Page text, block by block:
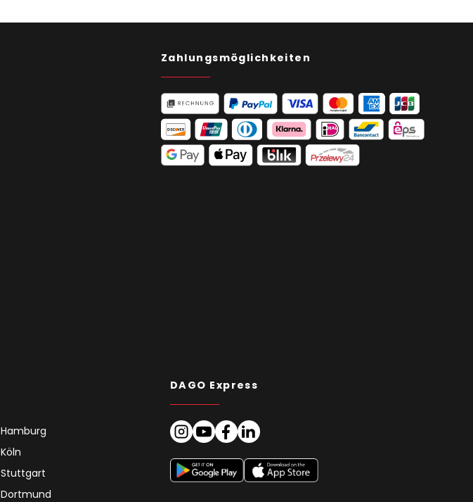
Zahlungsmöglichkeiten
Hamburg
Köln
Stuttgart
Dortmund
DAGO Express